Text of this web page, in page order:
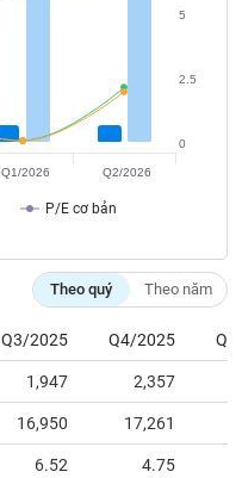
P/E cơ bản
0
2.5
5
Q1/2026 Q2/2026
Theo quý Theo năm
Q3/2025 Q4/2025
1,947 2,357
16,950 17,261
6.52 4.75